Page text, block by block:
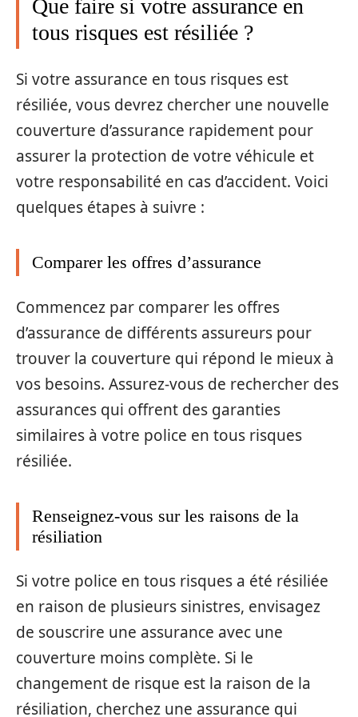
Que faire si votre assurance en
tous risques est résiliée ?
Si votre assurance en tous risques est
résiliée, vous devrez chercher une nouvelle
couverture d’assurance rapidement pour
assurer la protection de votre véhicule et
votre responsabilité en cas d’accident. Voici
quelques étapes à suivre :
Comparer les offres d’assurance
Commencez par comparer les offres
d’assurance de différents assureurs pour
trouver la couverture qui répond le mieux à
vos besoins. Assurez-vous de rechercher des
assurances qui offrent des garanties
similaires à votre police en tous risques
résiliée.
Renseignez-vous sur les raisons de la
résiliation
Si votre police en tous risques a été résiliée
en raison de plusieurs sinistres, envisagez
de souscrire une assurance avec une
couverture moins complète. Si le
changement de risque est la raison de la
résiliation, cherchez une assurance qui